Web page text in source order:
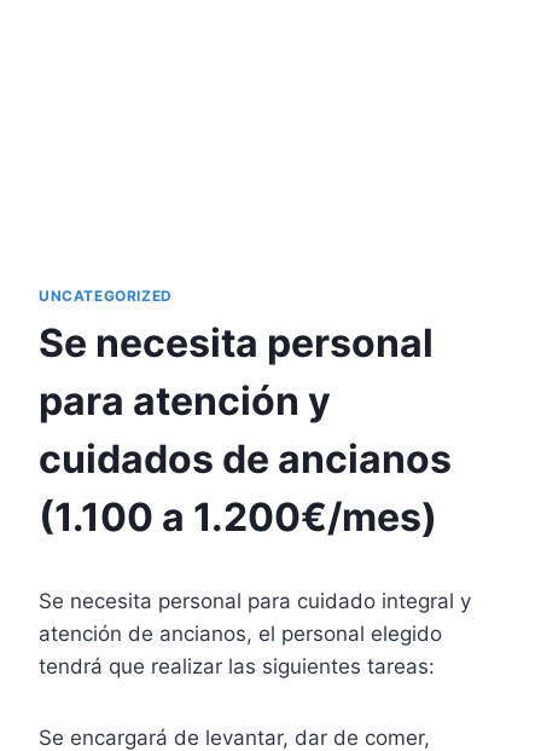
UNCATEGORIZED
Se necesita personal
para atención y
cuidados de ancianos
(1.100 a 1.200€/mes)
Se necesita personal para cuidado integral y
atención de ancianos, el personal elegido
tendrá que realizar las siguientes tareas:
Se encargará de levantar, dar de comer,